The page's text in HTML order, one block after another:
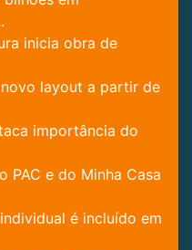
inicia obra de
layout a partir de
importância do
PAC e do Minha Casa
é incluído em